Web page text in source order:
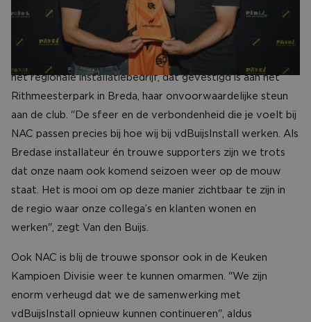
vdBuijsInstall is al jarenlang een trouwe en betrokken
partner binnen de businessclub van de Bredase volksclub.
Met deze hernieuwde contractverlenging onderstreept
het regionale installatiebedrijf, dat gevestigd is aan het
Rithmeesterpark in Breda, haar onvoorwaardelijke steun
aan de club. "De sfeer en de verbondenheid die je voelt bij
NAC passen precies bij hoe wij bij vdBuijsInstall werken. Als
Bredase installateur én trouwe supporters zijn we trots
dat onze naam ook komend seizoen weer op de mouw
staat. Het is mooi om op deze manier zichtbaar te zijn in
de regio waar onze collega’s en klanten wonen en
werken", zegt Van den Buijs.
Ook NAC is blij de trouwe sponsor ook in de Keuken
Kampioen Divisie weer te kunnen omarmen. "We zijn
enorm verheugd dat we de samenwerking met
vdBuijsInstall opnieuw kunnen continueren", aldus